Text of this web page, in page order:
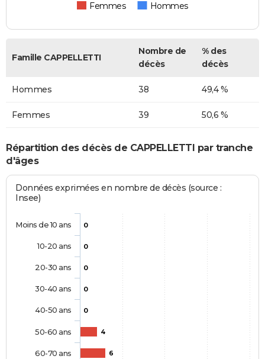
Femmes Hommes
Famille CAPPELLETTI
Nombre de
décès
% des
décès
Hommes 38 49,4 %
Femmes 39 50,6 %
Répartition des décès de CAPPELLETTI par tranche
d'âges
Données exprimées en nombre de décès (source :
Insee)
0
0
0
0
0
4
6
Moins de 10 ans
10-20 ans
20-30 ans
30-40 ans
40-50 ans
50-60 ans
60-70 ans